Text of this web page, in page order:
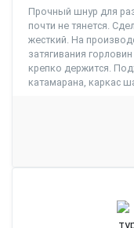
Прочный шнур для
почти не тянется.
жесткий. На
затягивания
крепко держится.
катамарана, каркас